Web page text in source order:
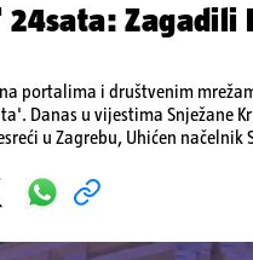
Zagadili
portalima i društvenim
Danas u vijestima Snježane
u Zagrebu, Uhićen načelnik